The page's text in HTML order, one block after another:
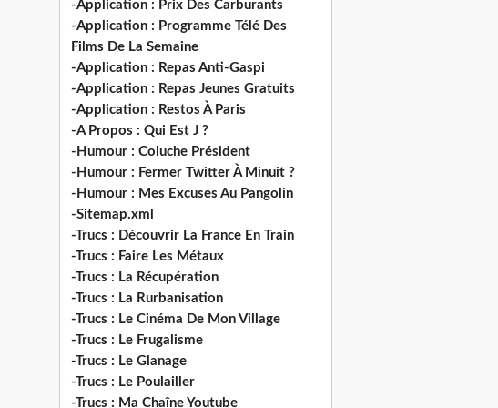
-Application : Prix Des Carburants
-Application : Programme Télé Des
Films De La Semaine
-Application : Repas Anti-Gaspi
-Application : Repas Jeunes Gratuits
-Application : Restos À Paris
-A Propos : Qui Est J ?
-Humour : Coluche Président
-Humour : Fermer Twitter À Minuit ?
-Humour : Mes Excuses Au Pangolin
-Sitemap.xml
-Trucs : Découvrir La France En Train
-Trucs : Faire Les Métaux
-Trucs : La Récupération
-Trucs : La Rurbanisation
-Trucs : Le Cinéma De Mon Village
-Trucs : Le Frugalisme
-Trucs : Le Glanage
-Trucs : Le Poulailler
-Trucs : Ma Chaîne Youtube